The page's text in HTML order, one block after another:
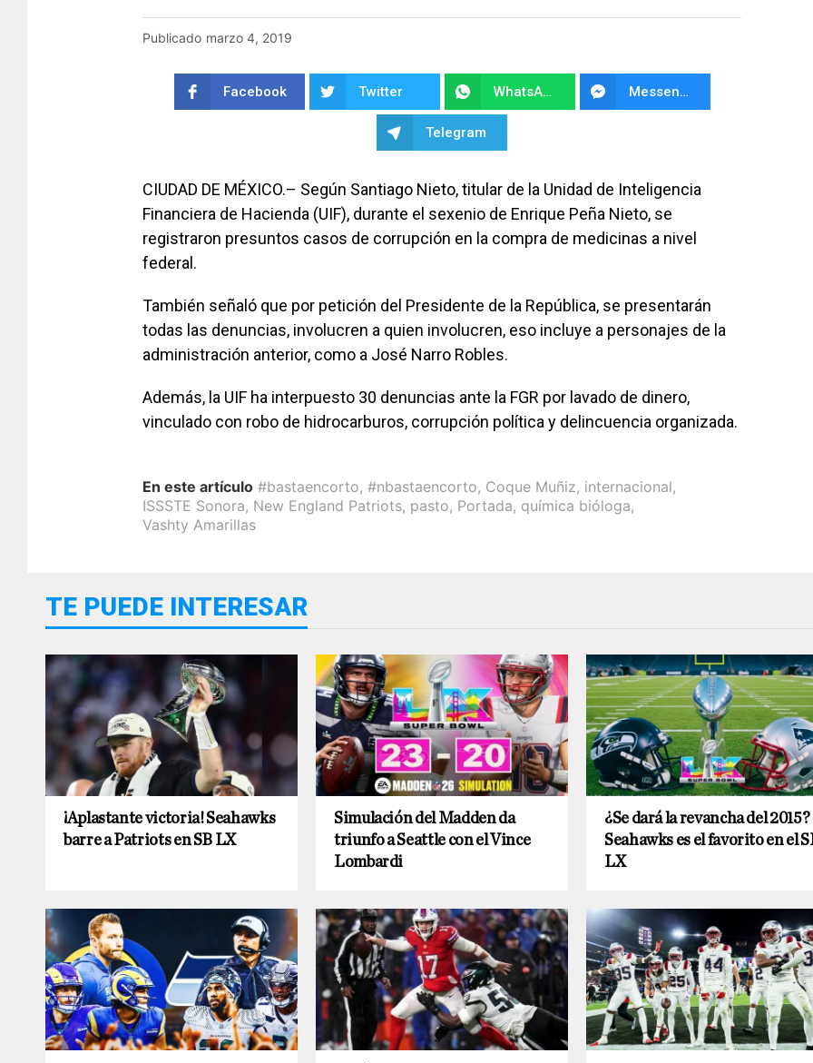
Publicado marzo 4, 2019
Facebook Twitter WhatsApp Messenger
Telegram
CIUDAD DE MÉXICO.– Según Santiago Nieto, titular de la Unidad de Inteligencia
Financiera de Hacienda (UIF), durante el sexenio de Enrique Peña Nieto, se
registraron presuntos casos de corrupción en la compra de medicinas a nivel
federal.
También señaló que por petición del Presidente de la República, se presentarán
todas las denuncias, involucren a quien involucren, eso incluye a personajes de la
administración anterior, como a José Narro Robles.
Además, la UIF ha interpuesto 30 denuncias ante la FGR por lavado de dinero,
vinculado con robo de hidrocarburos, corrupción política y delincuencia organizada.
En este artículo #bastaencorto, #nbastaencorto, Coque Muñiz, internacional,
ISSSTE Sonora, New England Patriots, pasto, Portada, química bióloga,
Vashty Amarillas
TE PUEDE INTERESAR
¡Aplastante victoria! Seahawks
barre a Patriots en SB LX
Simulación del Madden da
triunfo a Seattle con el Vince
Lombardi
¿Se dará la revancha del 2015?
Seahawks es el favorito en el
LX